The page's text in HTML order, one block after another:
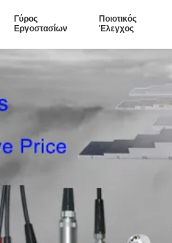
Γύρος
Εργοστασίων
Ποιοτικός
Έλεγχος